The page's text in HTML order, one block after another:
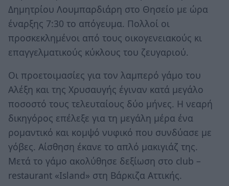
Δημητρίου Λουμπαρδιάρη στο Θησείο με ώρα
έναρξης 7:30 το απόγευμα. Πολλοί οι
προσκεκλημένοι από τους οικογενειακούς κι
επαγγελματικούς κύκλους του ζευγαριού.
Οι προετοιμασίες για τον λαμπερό γάμο του
Αλέξη και της Χρυσαυγής έγιναν κατά μεγάλο
ποσοστό τους τελευταίους δύο μήνες. Η νεαρή
δικηγόρος επέλεξε για τη μεγάλη μέρα ένα
ρομαντικό και κομψό νυφικό που συνδύασε με
γόβες. Αίσθηση έκανε το απλό μακιγιάζ της.
Μετά το γάμο ακολύθησε δεξίωση στο club –
restaurant «Island» στη Βάρκιζα Αττικής.